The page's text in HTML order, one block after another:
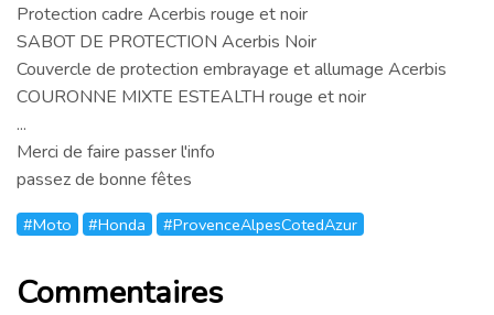
Protection cadre Acerbis rouge et noir
SABOT DE PROTECTION Acerbis Noir
Couvercle de protection embrayage et allumage Acerbis
COURONNE MIXTE ESTEALTH rouge et noir
...
Merci de faire passer l'info
passez de bonne fêtes
#Moto #Honda #ProvenceAlpesCotedAzur
Commentaires